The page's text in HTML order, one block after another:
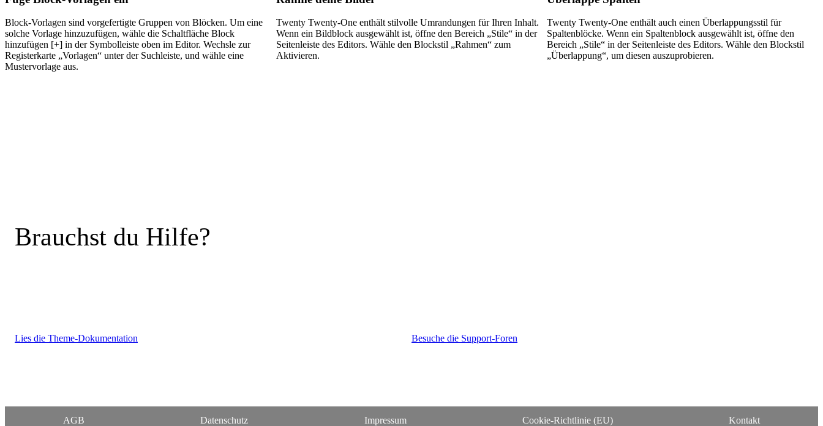
Block-Vorlagen sind vorgefertigte Gruppen von Blöcken. Um eine
solche Vorlage hinzuzufügen, wähle die Schaltfläche Block
hinzufügen [+] in der Symbolleiste oben im Editor. Wechsle zur
Registerkarte „Vorlagen“ unter der Suchleiste, und wähle eine
Mustervorlage aus.
Twenty Twenty-One enthält stilvolle Umrandungen für Ihren Inhalt.
Wenn ein Bildblock ausgewählt ist, öffne den Bereich „Stile“ in der
Seitenleiste des Editors. Wähle den Blockstil „Rahmen“ zum
Aktivieren.
Twenty Twenty-One enthält auch einen Überlappungsstil für
Spaltenblöcke. Wenn ein Spaltenblock ausgewählt ist, öffne den
Bereich „Stile“ in der Seitenleiste des Editors. Wähle den Blockstil
„Überlappung“, um diesen auszuprobieren.
Brauchst du Hilfe?
Lies die Theme-Dokumentation Besuche die Support-Foren
AGB Datenschutz Impressum Cookie-Richtlinie (EU) Kontakt